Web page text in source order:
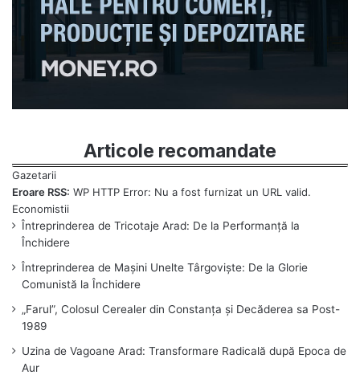
Articole recomandate
Eroare RSS: WP HTTP Error: Nu a fost furnizat un URL valid.
Întreprinderea de Tricotaje Arad: De la Performanță la
Închidere
Întreprinderea de Mașini Unelte Târgoviște: De la Glorie
Comunistă la Închidere
„Farul”, Colosul Cerealer din Constanța și Decăderea sa Post-
1989
Uzina de Vagoane Arad: Transformare Radicală după Epoca de
Aur